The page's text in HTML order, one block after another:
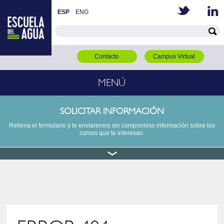
ESP ENG
Contacto Campus Virtual
MENÚ
SOLICITAR INFORMACIÓN
Rellena el formulario y te enviaremos sin compromiso información sobre los
cursos que te interesan.